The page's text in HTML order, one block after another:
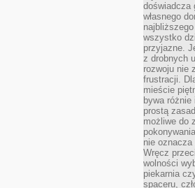
doświadcza
własnego
wszystko
przyjazne.
z drobnych
rozwoju nie
frustracji.
mieście
bywa
prostą
możliwe do
nie
Wręcz
wolności
piekarnia
spaceru,